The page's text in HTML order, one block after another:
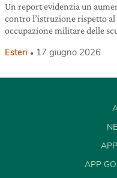
Un report evidenzia un
contro l’istruzione rispetto
occupazione militare delle
Esteri 17 giugno 2026
APP